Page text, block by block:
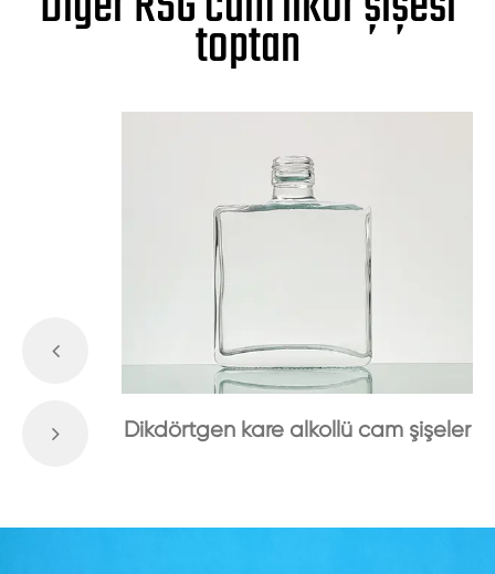
toptan
Dikdörtgen kare alkollü cam şişeler